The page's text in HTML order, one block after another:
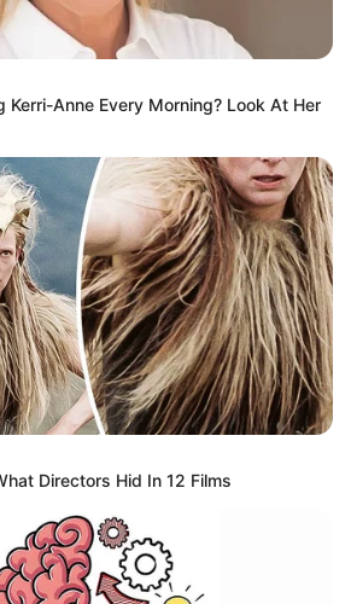
Kerri-Anne Every Morning? Look At Her
Directors Hid In 12 Films